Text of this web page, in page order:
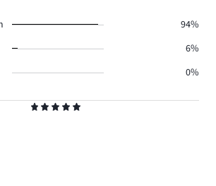
94%
6%
0%